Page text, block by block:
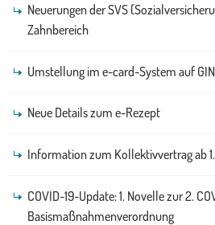
Neuerungen der SVS
Zahnbereich
Umstellung im e-card-System auf
Neue Details zum e-Rezept
Information zum Kollektivvertrag ab
COVID-19-Update: 1. Novelle zur 2.
Basismaßnahmenverordnung